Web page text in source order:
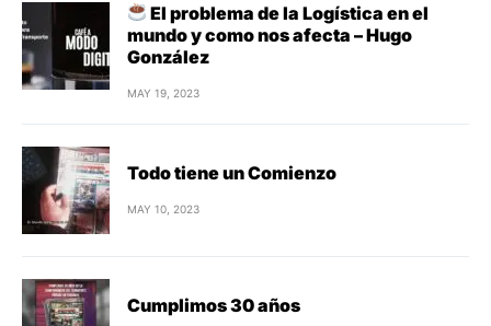
El problema de la Logística en el
mundo y como nos afecta – Hugo
González
MAY 19, 2023
Todo tiene un Comienzo
MAY 10, 2023
Cumplimos 30 años